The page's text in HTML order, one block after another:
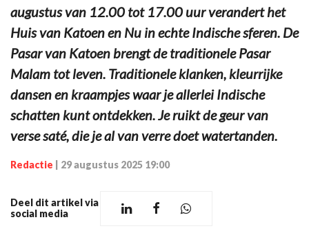
augustus van 12.00 tot 17.00 uur verandert het
Huis van Katoen en Nu in echte Indische sferen. De
Pasar van Katoen brengt de traditionele Pasar
Malam tot leven. Traditionele klanken, kleurrijke
dansen en kraampjes waar je allerlei Indische
schatten kunt ontdekken. Je ruikt de geur van
verse saté, die je al van verre doet watertanden.
Redactie 29 augustus 2025 19:00
Deel dit artikel via
social media